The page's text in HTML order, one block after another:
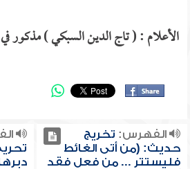
الأعلام : ( تاج الدين السبكي ) مذكور في
الفهرس: تخريج
حديث: (من أتى الغائط
فليستتر ... من فعل فقد